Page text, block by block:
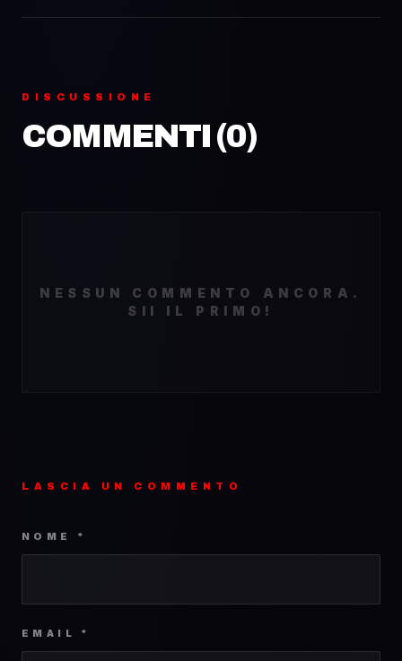
DISCUSSIONE
COMMENTI (0)
NESSUN COMMENTO ANCORA.
SII IL PRIMO!
LASCIA UN COMMENTO
NOME *
EMAIL *